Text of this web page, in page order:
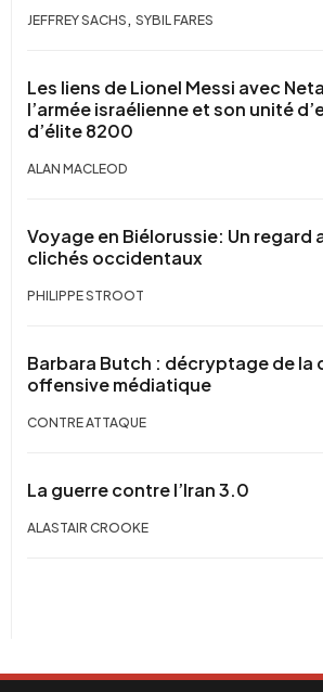
JEFFREY SACHS , SYBIL FARES
Les liens de Lionel Messi avec
l’armée israélienne et son unité
d’élite 8200
ALAN MACLEOD
Voyage en Biélorussie: Un regard
clichés occidentaux
PHILIPPE STROOT
Barbara Butch : décryptage de la
offensive médiatique
CONTRE ATTAQUE
La guerre contre l’Iran 3.0
ALASTAIR CROOKE